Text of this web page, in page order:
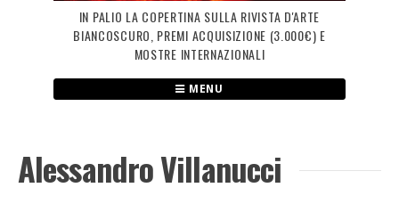
IN PALIO LA COPERTINA SULLA RIVISTA D'ARTE
BIANCOSCURO, PREMI ACQUISIZIONE (3.000€) E
MOSTRE INTERNAZIONALI
MENU
Alessandro Villanucci